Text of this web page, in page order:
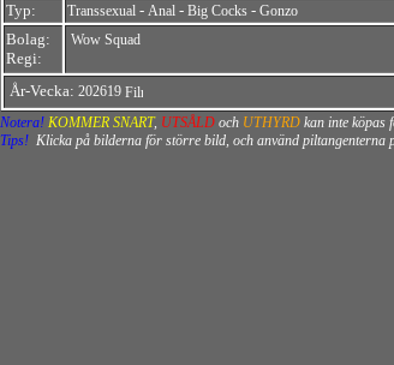
Typ:
Transsexual - Anal - Big Cocks - Gonzo
Bolag:
Regi:
Wow Squad
År-Vecka: 202619
Notera! KOMMER SNART, UTSÅLD och UTHYRD kan inte köpas
Tips! Klicka på bilderna för större bild, och använd piltangenterna